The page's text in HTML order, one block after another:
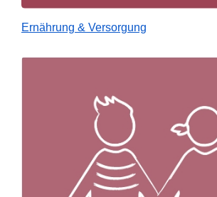
Ernährung & Versorgung